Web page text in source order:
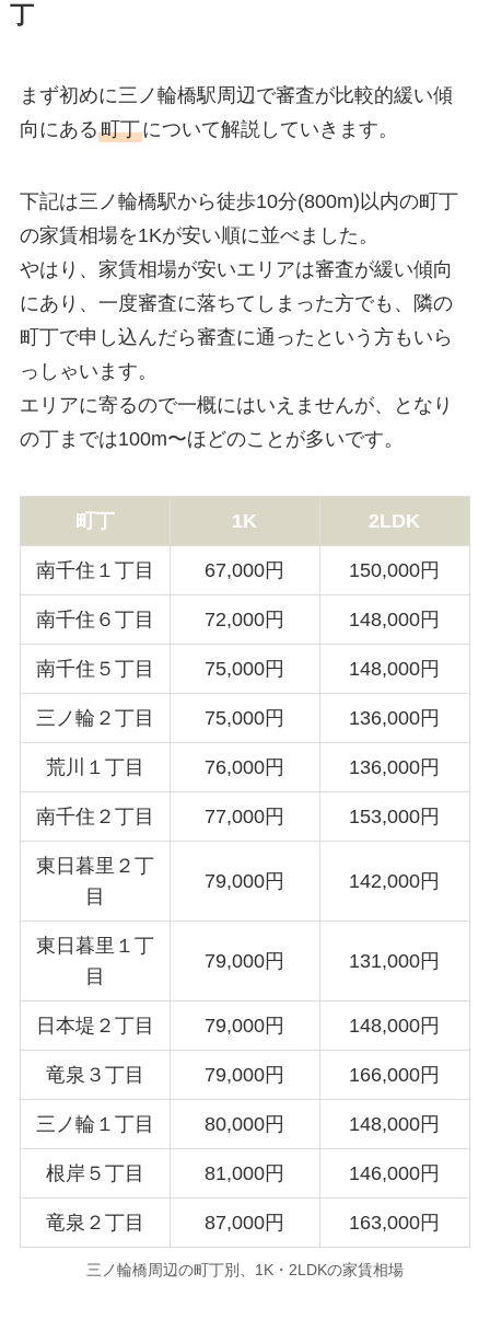
丁
まず初めに三ノ輪橋駅周辺で審査が比較的緩い傾
向にある町丁について解説していきます。
下記は三ノ輪橋駅から徒歩10分(800m)以内の町丁
の家賃相場を1Kが安い順に並べました。
やはり、家賃相場が安いエリアは審査が緩い傾向
にあり、一度審査に落ちてしまった方でも、隣の
町丁で申し込んだら審査に通ったという方もいら
っしゃいます。
エリアに寄るので一概にはいえませんが、となり
の丁までは100m〜ほどのことが多いです。
町丁 1K 2LDK
南千住１丁目 67,000円 150,000円
南千住６丁目 72,000円 148,000円
南千住５丁目 75,000円 148,000円
三ノ輪２丁目 75,000円 136,000円
荒川１丁目 76,000円 136,000円
南千住２丁目 77,000円 153,000円
東日暮里２丁
目
79,000円 142,000円
東日暮里１丁
目
79,000円 131,000円
日本堤２丁目 79,000円 148,000円
竜泉３丁目 79,000円 166,000円
三ノ輪１丁目 80,000円 148,000円
根岸５丁目 81,000円 146,000円
竜泉２丁目 87,000円 163,000円
三ノ輪橋周辺の町丁別、1K・2LDKの家賃相場